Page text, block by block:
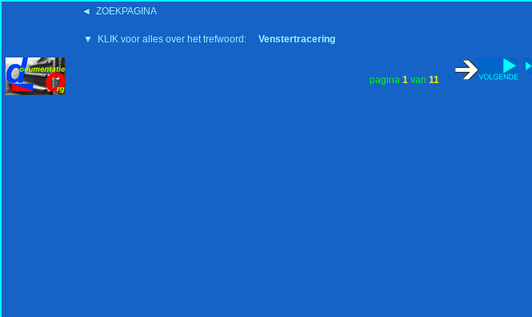
◄ ZOEKPAGINA
▼ KLIK voor alles over het trefwoord: Venstertracering
pagina 1 van 11
'15:19 19-2-2008